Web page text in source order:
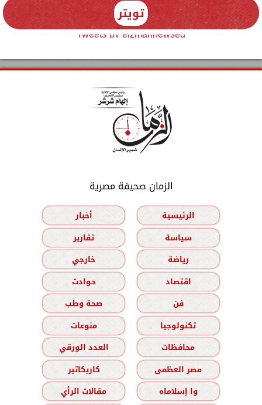
تويتر
Tweets by elzmannewseg
الزمان صحيفة مصرية
الرئيسية
أخبار
سياسة
تقارير
رياضة
خارجي
اقتصاد
حوادث
فن
صحة وطب
تكنولوجيا
منوعات
محافظات
العدد الورقي
مصر العظمى
كاريكاتير
وا إسلاماه
مقالات الرأي